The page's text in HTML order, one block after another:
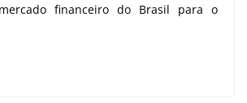
financeiro do Brasil para o